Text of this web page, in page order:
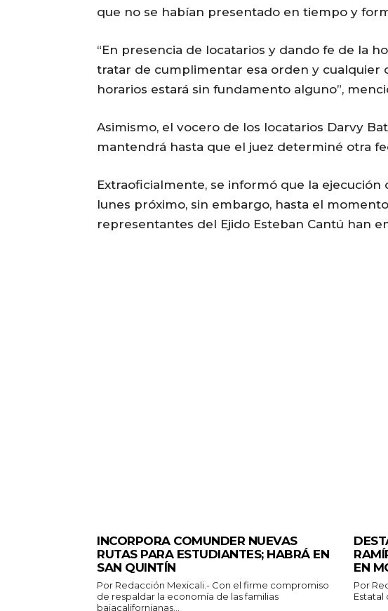
que no se habían presentado en tiempo y
“En presencia de locatarios y dando fe de la
tratar de cumplimentar esa orden y cualquier
horarios estará sin fundamento alguno”,
Asimismo, el vocero de los locatarios Darvy
mantendrá hasta que el juez determiné otra
Extraoficialmente, se informó que la ejecución
lunes próximo, sin embargo, hasta el
representantes del Ejido Esteban Cantú han
INCORPORA COMUNDER NUEVAS
RUTAS PARA ESTUDIANTES; HABRÁ EN
SAN QUINTÍN
Por Redacción Mexicali.- Con el firme compromiso
de respaldar la economía de las familias
bajacalifornianas...
EN
Por Redacción
Estatal